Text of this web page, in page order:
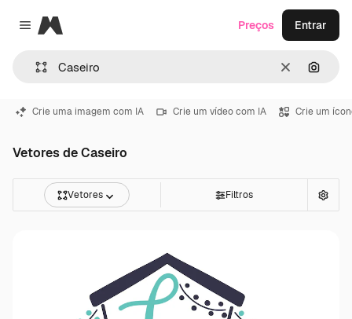
Close menu
Magnific
Limpar
Preços Entrar
Crie uma imagem com IA Crie um vídeo com IA Crie um
Vetores de Caseiro
Vetores Filtros